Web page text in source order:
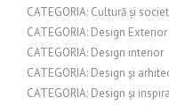
CATEGORIA: Cultură și
CATEGORIA: Design Exterior
CATEGORIA: Design interior
CATEGORIA: Design și
CATEGORIA: Design și